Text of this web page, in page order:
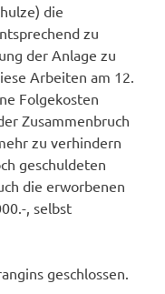
die
zu
der Anlage zu
Arbeiten am 12.
Folgekosten
Zusammenbruch
zu verhindern
geschuldeten
die erworbenen
, selbst
geschlossen.